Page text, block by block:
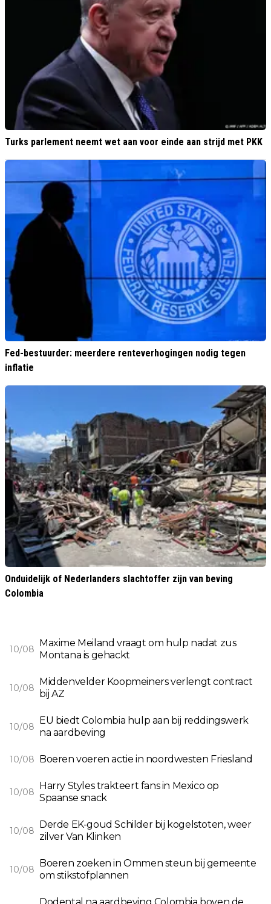
Turks parlement neemt wet aan voor einde aan strijd met PKK
Fed-bestuurder: meerdere renteverhogingen nodig tegen
inflatie
Onduidelijk of Nederlanders slachtoffer zijn van beving
Colombia
10/08
Maxime Meiland vraagt om hulp nadat zus
Montana is gehackt
10/08
Middenvelder Koopmeiners verlengt contract
bij AZ
10/08
EU biedt Colombia hulp aan bij reddingswerk
na aardbeving
10/08 Boeren voeren actie in noordwesten Friesland
10/08
Harry Styles trakteert fans in Mexico op
Spaanse snack
10/08
Derde EK-goud Schilder bij kogelstoten, weer
zilver Van Klinken
10/08
Boeren zoeken in Ommen steun bij gemeente
om stikstofplannen